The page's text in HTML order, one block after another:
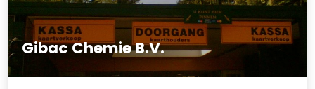
Gibac Chemie B.V.